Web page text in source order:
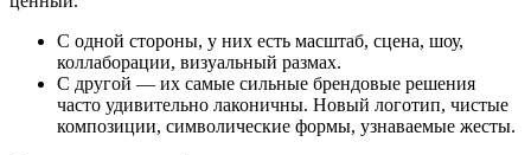
С одной стороны, у них есть масштаб, сцена, шоу,
коллаборации, визуальный размах.
С другой — их самые сильные брендовые решения
часто удивительно лаконичны. Новый логотип, чистые
композиции, символические формы, узнаваемые жесты.